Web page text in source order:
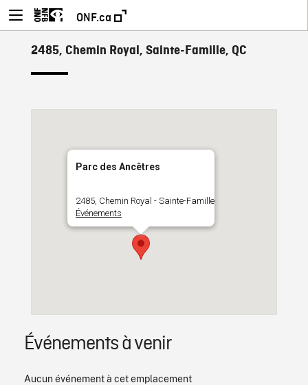
ONF.ca
2485, Chemin Royal, Sainte-Famille, QC
Parc des Ancêtres
2485, Chemin Royal - Sainte-Famille
Événements
Événements à venir
Aucun événement à cet emplacement